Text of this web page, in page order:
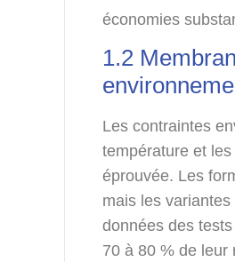
économies
1.2
Les contraintes
température et
éprouvée. Les
mais les
données des
70 à 80 % de leur